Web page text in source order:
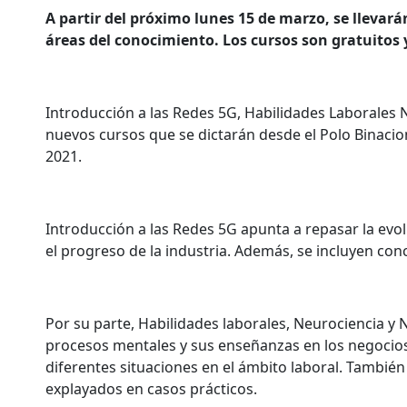
A partir del próximo lunes 15 de marzo, se
áreas del conocimiento. Los cursos son
Introducción a las Redes 5G, Habilidades
nuevos cursos que se dictarán desde el Polo
2021.
Introducción a las Redes 5G apunta a repasar la
el progreso de la industria. Además, se incluyen
Por su parte, Habilidades laborales, Neurociencia
procesos mentales y sus enseñanzas en los
diferentes situaciones en el ámbito laboral.
explayados en casos prácticos.